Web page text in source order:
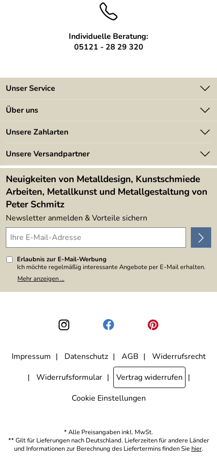
Individuelle Beratung:
05121 - 28 29 320
Unser Service
Kontakt
Kundeninformationen
Newsletter
Lieferbedingungen
Über uns
Angebote
Kundenbewertungen (394)
4,9/5
Unsere Zahlarten
Unsere Versandpartner
Neuigkeiten von Metalldesign, Kunstschmiede
Arbeiten, Metallkunst und Metallgestaltung von
Peter Schmitz
Newsletter anmelden & Vorteile sichern
Erlaubnis zur E-Mail-Werbung
Ich möchte regelmäßig interessante Angebote per E-Mail erhalten.
Meine E-Mail-Adresse wird nicht an andere Unternehmen
weitergegeben. Zu statistischen Zwecken wird in anonymer Form
den Link "Abmelden" am Ende des Newsletters anklicke. Die
Datenschutzerklärung
habe ich zur Kenntnis genommen.
Mehr anzeigen ...
Impressum Datenschutz AGB
Widerrufsrecht
Widerrufsformular
Vertrag widerrufen
Cookie Einstellungen
* Alle Preisangaben inkl. MwSt.
** Gilt für Lieferungen nach Deutschland. Lieferzeiten für andere Länder
und Informationen zur Berechnung des Liefertermins finden Sie hier.